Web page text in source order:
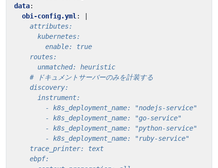
data:
obi-config.yml :